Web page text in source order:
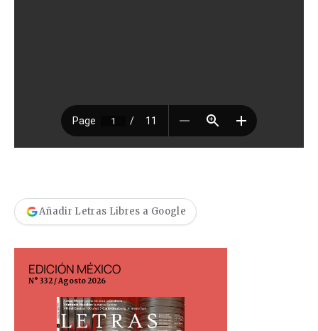
Añadir Letras Libres a Google
EDICIÓN MÉXICO
N° 332 / Agosto 2026